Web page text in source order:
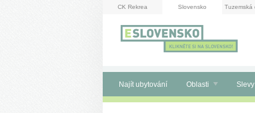
CK Rekrea Slovensko Tuzemská
Najít ubytování Oblasti